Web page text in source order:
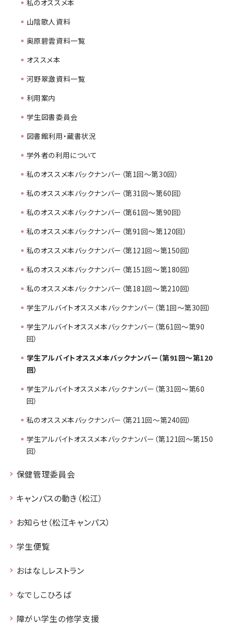
私のオススメ本
山陰歌人資料
奥原碧雲資料一覧
オススメ本
河野翠瀲資料一覧
利用案内
学生図書委員会
図書館利用・蔵書状況
学外者の利用について
私のオススメ本バックナンバー（第1回～第30回）
私のオススメ本バックナンバー（第31回～第60回）
私のオススメ本バックナンバー（第61回～第90回）
私のオススメ本バックナンバー（第91回～第120回）
私のオススメ本バックナンバー（第121回～第150回）
私のオススメ本バックナンバー（第151回～第180回）
私のオススメ本バックナンバー（第181回～第210回）
学生アルバイトオススメ本バックナンバー（第1回～第30回）
学生アルバイトオススメ本バックナンバー（第61回～第90
回）
学生アルバイトオススメ本バックナンバー（第91回～第120
回）
学生アルバイトオススメ本バックナンバー（第31回～第60
回）
私のオススメ本バックナンバー（第211回～第240回）
学生アルバイトオススメ本バックナンバー（第121回～第150
回）
保健管理委員会
キャンパスの動き（松江）
お知らせ（松江キャンパス）
学生便覧
おはなしレストラン
なでしこひろば
障がい学生の修学支援